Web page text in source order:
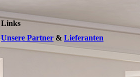
Links
Unsere Partner& Lieferanten